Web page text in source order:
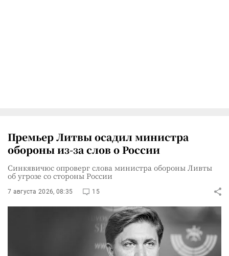
Премьер Литвы осадил министра
обороны из-за слов о России
Синкявичюс опроверг слова министра обороны Ливты
об угрозе со стороны России
7 августа 2026, 08:35 15